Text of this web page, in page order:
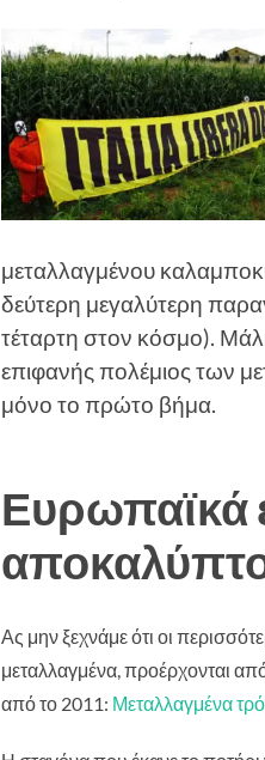
μεταλλαγμένου
δεύτερη μεγαλύτερη
τέταρτη στον κόσμο).
επιφανής πολέμιος των
μόνο το πρώτο βήμα.
Ευρωπαϊκά
Ας μην ξεχνάμε ότι οι
μεταλλαγμένα, προέρχονται
από το 2011: Μεταλλαγμένα